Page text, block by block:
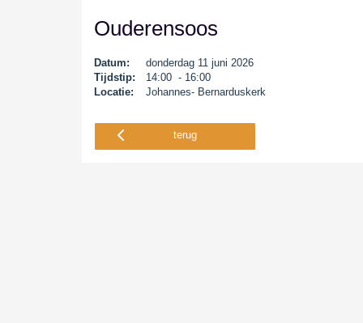
Ouderensoos
Datum:
donderdag 11 juni 2026
Tijdstip:
14:00 - 16:00
Locatie:
Johannes- Bernarduskerk
terug